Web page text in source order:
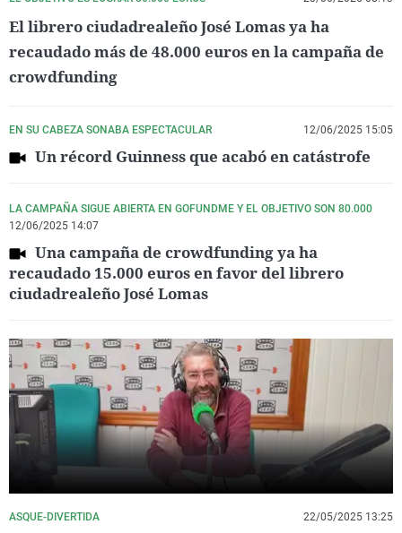
El librero ciudadrealeño José Lomas ya ha
recaudado más de 48.000 euros en la campaña de
crowdfunding
EN SU CABEZA SONABA ESPECTACULAR 12/06/2025 15:05
Un récord Guinness que acabó en catástrofe
LA CAMPAÑA SIGUE ABIERTA EN GOFUNDME Y EL OBJETIVO SON 80.000
12/06/2025 14:07
Una campaña de crowdfunding ya ha
recaudado 15.000 euros en favor del librero
ciudadrealeño José Lomas
ASQUE-DIVERTIDA 22/05/2025 13:25